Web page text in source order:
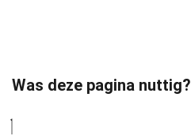
Was deze pagina nuttig?